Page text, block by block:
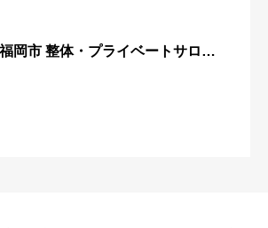
岡市 整体・プライベートサロン